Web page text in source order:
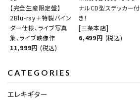
【完全生産限定盤】
2Blu-ray＋特製バイン
ダー仕様、ライブ写真
集、ライブ映像作
11,999円 (税込)
ナルCD型ステッカー付
き！
[三条本店]
6,499円 (税込)
CATEGORIES
エレキギター